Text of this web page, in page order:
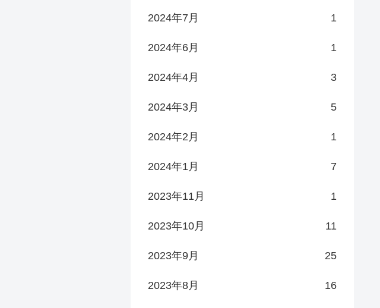
2024年7月 1
2024年6月 1
2024年4月 3
2024年3月 5
2024年2月 1
2024年1月 7
2023年11月 1
2023年10月 11
2023年9月 25
2023年8月 16